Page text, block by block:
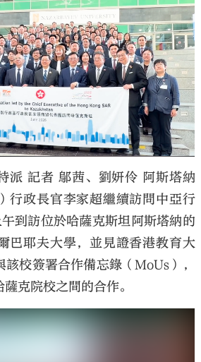
派 記者 鄔茜、劉妍伶 阿斯塔納
政長官李家超繼續訪問中亞行
到訪位於哈薩克斯坦阿斯塔納的
巴耶夫大學，並見證香港教育大
校簽署合作備忘錄（MoUs），
克院校之間的合作。